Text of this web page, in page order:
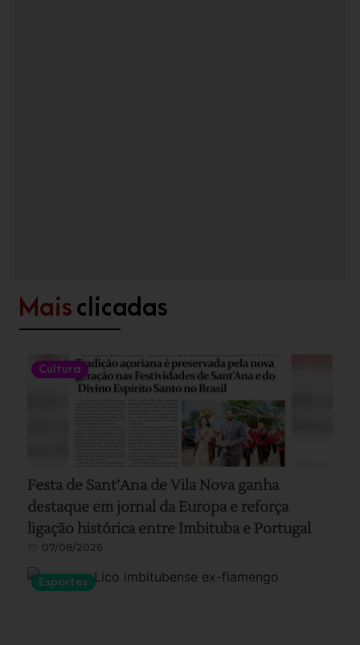
Mais clicadas
Cultura
Festa de Sant’Ana de Vila Nova ganha
destaque em jornal da Europa e reforça
ligação histórica entre Imbituba e Portugal
07/08/2026
Esportes